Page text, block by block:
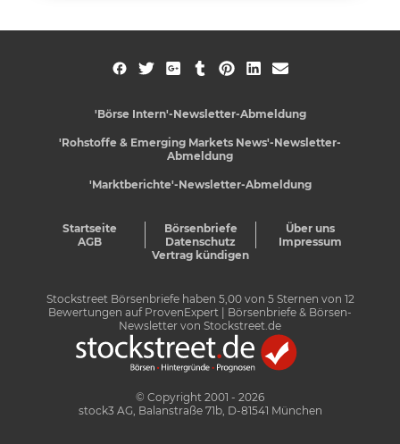
'Börse Intern'-Newsletter-Abmeldung
'Rohstoffe & Emerging Markets News'-Newsletter-
Abmeldung
'Marktberichte'-Newsletter-Abmeldung
Startseite Börsenbriefe
Über uns
AGB
Datenschutz
Impressum
Vertrag kündigen
Stockstreet Börsenbriefe haben 5,00von 5Sternen von 12
Bewertungen auf ProvenExpert
| Börsenbriefe & Börsen-
Newsletter von Stockstreet.de
© Copyright 2001 - 2026
stock3 AG, Balanstraße 71b, D-81541 München